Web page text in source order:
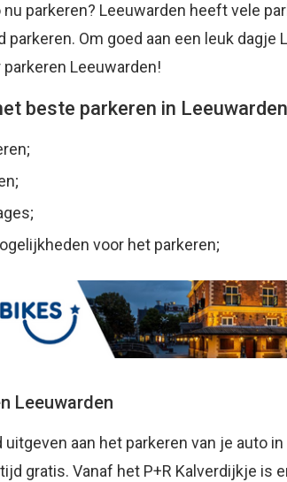
parkeren? Leeuwarden heeft vele
parkeren. Om goed aan een leuk
Leeuwarden!
beste parkeren in
voor het parkeren;
Leeuwarden
uitgeven aan het parkeren van je auto
gratis. Vanaf het P+R Kalverdijkje is